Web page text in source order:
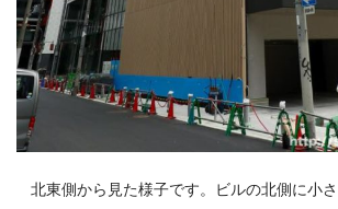
北東側から見た様子です。ビルの北側に小